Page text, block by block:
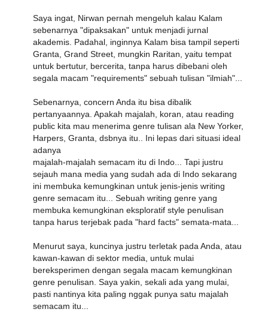
Saya ingat, Nirwan pernah mengeluh kalau Kalam
sebenarnya "dipaksakan" untuk menjadi jurnal
akademis. Padahal, inginnya Kalam bisa tampil seperti
Granta, Grand Street, mungkin Raritan, yaitu tempat
untuk bertutur, bercerita, tanpa harus dibebani oleh
segala macam "requirements" sebuah tulisan "ilmiah"...
Sebenarnya, concern Anda itu bisa dibalik
pertanyaannya. Apakah majalah, koran, atau reading
public kita mau menerima genre tulisan ala New Yorker,
Harpers, Granta, dsbnya itu.. Ini lepas dari situasi ideal
adanya
majalah-majalah semacam itu di Indo... Tapi justru
sejauh mana media yang sudah ada di Indo sekarang
ini membuka kemungkinan untuk jenis-jenis writing
genre semacam itu... Sebuah writing genre yang
membuka kemungkinan eksploratif style penulisan
tanpa harus terjebak pada "hard facts" semata-mata...
Menurut saya, kuncinya justru terletak pada Anda, atau
kawan-kawan di sektor media, untuk mulai
bereksperimen dengan segala macam kemungkinan
genre penulisan. Saya yakin, sekali ada yang mulai,
pasti nantinya kita paling nggak punya satu majalah
semacam itu...